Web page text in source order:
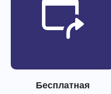
Бесплатная